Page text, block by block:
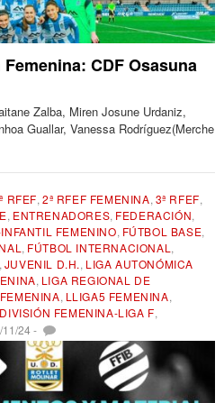
CDF Osasuna
Zalba, Miren Josune Urdaniz,
Guallar, Vanessa Rodríguez(Merche
RFEF,2ª RFEF FEMENINA, 3ª RFEF,
, ENTRENADORES, FEDERACIÓN,
FEMENINO, FÚTBOL BASE,
, FÚTBOL INTERNACIONAL ,
, JUVENIL D.H., LIGA AUTONÓMICA
, LIGA REGIONAL DE
, LLIGA5 FEMENINA,
FEMENINA-LIGA F,
11/24-